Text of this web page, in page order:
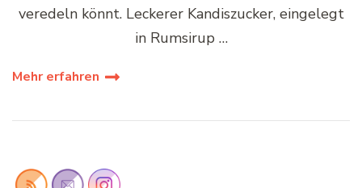
veredeln könnt. Leckerer Kandiszucker, eingelegt
in Rumsirup …
Mehr erfahren